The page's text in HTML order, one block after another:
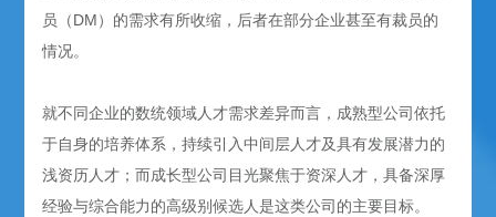
员（DM）的需求有所收缩，后者在部分企业甚至有裁员的
情况。
就不同企业的数统领域人才需求差异而言，成熟型公司依托
于自身的培养体系，持续引入中间层人才及具有发展潜力的
浅资历人才；而成长型公司目光聚焦于资深人才，具备深厚
经验与综合能力的高级别候选人是这类公司的主要目标。